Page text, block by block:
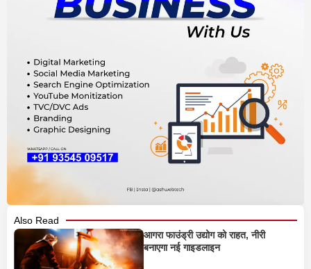
Also Read
आगरा फाउंड्री उद्योग को राहत, नीरी
बनाएगा नई गाइडलाइन